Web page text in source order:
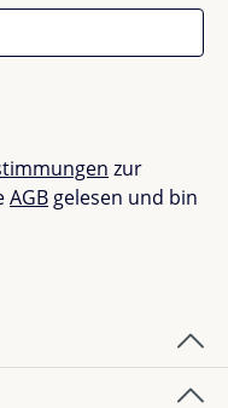
zur
AGB gelesen und bin